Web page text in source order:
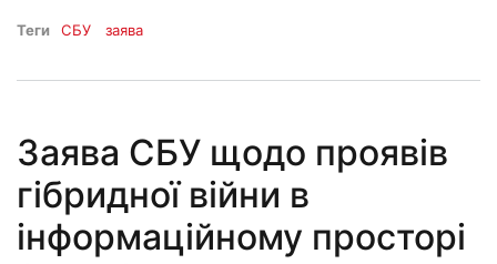
Теги СБУ заява
Заява СБУ щодо проявів
гібридної війни в
інформаційному просторі